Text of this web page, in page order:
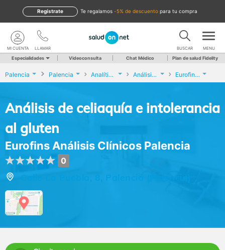
te regalamos -5% de descuento para tu compra
Regístrate
LLAMAR
MI CUENTA BUSCAR MENU
Especialidades Videoconsulta Chat Médico Plan de salud Fidelity
Palencia Palencia Analíticas y Genética Análisis de celiaquía e intolerancia al gluten Eurofins Análisis Clínicos Palencia
Análisis de celiaquía e intolerancia
al gluten
Eurofins Análisis Clínicos Palencia
0
Calle La Puebla, 8, Palencia (Palencia)